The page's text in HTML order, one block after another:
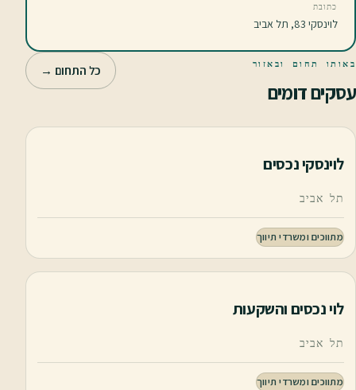
כתובת
לוינסקי 83, תל אביב
באותו תחום ובאזור
עסקים דומים
כל התחום →
לוינסקי נכסים
תל אביב
מתווכים ומשרדי תיווך
לוי נכסים והשקעות
תל אביב
מתווכים ומשרדי תיווך